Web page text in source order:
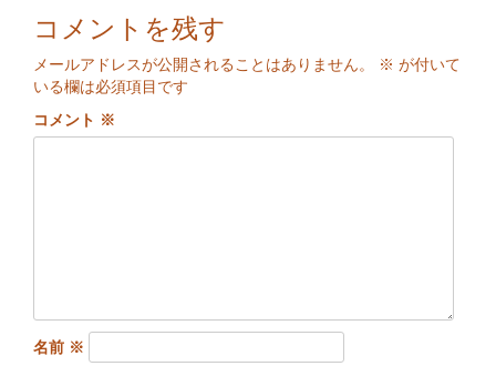
コメントを残す
メールアドレスが公開されることはありません。 ※ が付いて
いる欄は必須項目です
コメント ※
名前 ※